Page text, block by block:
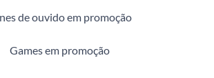
de ouvido em promoção
Games em promoção